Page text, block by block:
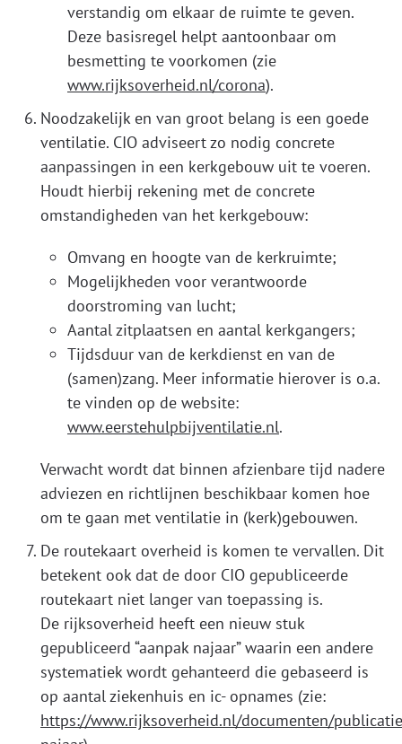
verstandig om elkaar de ruimte te geven.
Deze basisregel helpt aantoonbaar om
besmetting te voorkomen (zie
www.rijksoverheid.nl/corona).
Noodzakelijk en van groot belang is een goede
ventilatie. CIO adviseert zo nodig concrete
aanpassingen in een kerkgebouw uit te voeren.
Houdt hierbij rekening met de concrete
omstandigheden van het kerkgebouw:
Omvang en hoogte van de kerkruimte;
Mogelijkheden voor verantwoorde
doorstroming van lucht;
Aantal zitplaatsen en aantal kerkgangers;
Tijdsduur van de kerkdienst en van de
(samen)zang. Meer informatie hierover is o.a.
te vinden op de website:
www.eerstehulpbijventilatie.nl.
Verwacht wordt dat binnen afzienbare tijd nadere
adviezen en richtlijnen beschikbaar komen hoe
om te gaan met ventilatie in (kerk)gebouwen.
De routekaart overheid is komen te vervallen. Dit
betekent ook dat de door CIO gepubliceerde
routekaart niet langer van toepassing is.
De rijksoverheid heeft een nieuw stuk
gepubliceerd “aanpak najaar” waarin een andere
systematiek wordt gehanteerd die gebaseerd is
op aantal ziekenhuis en ic- opnames (zie:
https://www.rijksoverheid.nl/documenten/